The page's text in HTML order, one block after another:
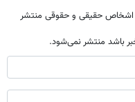
اشخاص حقیقی و حقوقی منتشر
باشد منتشر نمی‌شود.